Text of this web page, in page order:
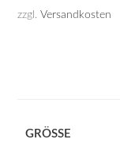
zzgl.Versandkosten
GRÖSSE